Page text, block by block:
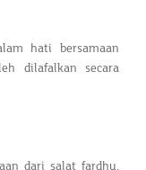
hati bersamaan
dilafalkan secara
dari salat fardhu,